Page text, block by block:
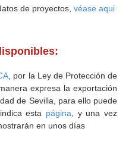
de proyectos, véase aqui
, por la Ley de Protección de
expresa la exportación
de Sevilla, para ello puede
esta página , y una vez
en unos días